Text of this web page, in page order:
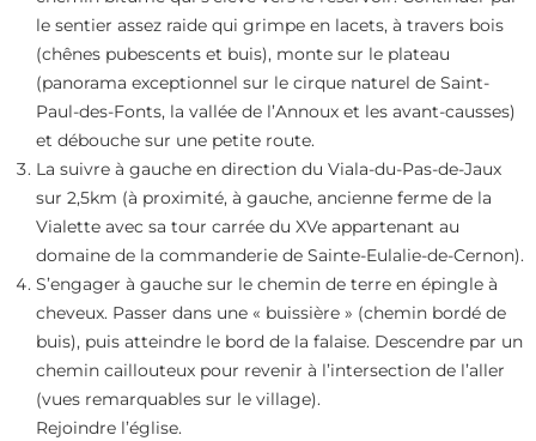
le sentier assez raide qui grimpe en lacets, à travers bois
(chênes pubescents et buis), monte sur le plateau
(panorama exceptionnel sur le cirque naturel de Saint-
Paul-des-Fonts, la vallée de l’Annoux et les avant-causses)
et débouche sur une petite route.
La suivre à gauche en direction du Viala-du-Pas-de-Jaux
sur 2,5km (à proximité, à gauche, ancienne ferme de la
Vialette avec sa tour carrée du XVe appartenant au
domaine de la commanderie de Sainte-Eulalie-de-Cernon).
S’engager à gauche sur le chemin de terre en épingle à
cheveux. Passer dans une « buissière » (chemin bordé de
buis), puis atteindre le bord de la falaise. Descendre par un
chemin caillouteux pour revenir à l’intersection de l’aller
(vues remarquables sur le village).
Rejoindre l’église.